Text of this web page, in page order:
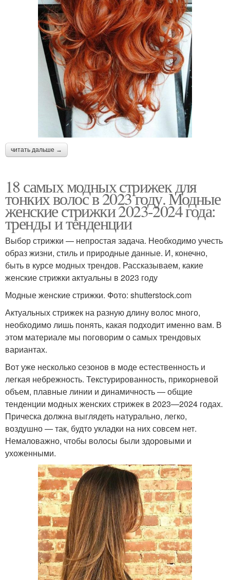
читать дальше →
18 самых модных стрижек для
тонких волос в 2023 году. Модные
женские стрижки 2023-2024 года:
тренды и тенденции
Выбор стрижки — непростая задача. Необходимо учесть
образ жизни, стиль и природные данные. И, конечно,
быть в курсе модных трендов. Рассказываем, какие
женские стрижки актуальны в 2023 году
Модные женские стрижки. Фото: shutterstock.com
Актуальных стрижек на разную длину волос много,
необходимо лишь понять, какая подходит именно вам. В
этом материале мы поговорим о самых трендовых
вариантах.
Вот уже несколько сезонов в моде естественность и
легкая небрежность. Текстурированность, прикорневой
объем, плавные линии и динамичность — общие
тенденции модных женских стрижек в 2023—2024 годах.
Прическа должна выглядеть натурально, легко,
воздушно — так, будто укладки на них совсем нет.
Немаловажно, чтобы волосы были здоровыми и
ухоженными.